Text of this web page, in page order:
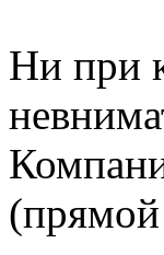
Ни при